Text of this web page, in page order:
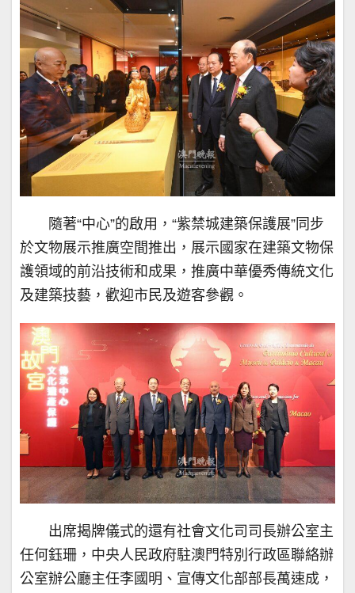
隨著“中心”的啟用，“紫禁城建築保護展”同步
於文物展示推廣空間推出，展示國家在建築文物保
護領域的前沿技術和成果，推廣中華優秀傳統文化
及建築技藝，歡迎市民及遊客參觀。
出席揭牌儀式的還有社會文化司司長辦公室主
任何鈺珊，中央人民政府駐澳門特別行政區聯絡辦
公室辦公廳主任李國明、宣傳文化部部長萬速成，